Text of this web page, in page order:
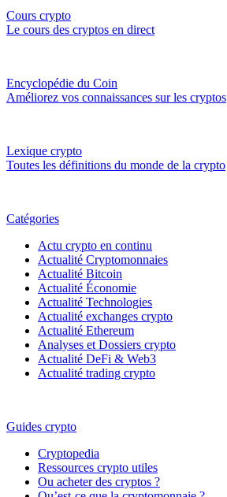
Cours crypto
Le cours des cryptos en direct
Encyclopédie du Coin
Améliorez vos connaissances sur les cryptos
Lexique crypto
Toutes les définitions du monde de la crypto
Catégories
Actu crypto en continu
Actualité Cryptomonnaies
Actualité Bitcoin
Actualité Économie
Actualité Technologies
Actualité exchanges crypto
Actualité Ethereum
Analyses et Dossiers crypto
Actualité DeFi & Web3
Actualité trading crypto
Guides crypto
Cryptopedia
Ressources crypto utiles
Ou acheter des cryptos ?